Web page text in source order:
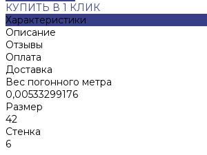
КУПИТЬ В 1 КЛИК
Характеристики
Описание
Отзывы
Оплата
Доставка
Вес погонного метра
0,00533299176
Размер
42
Стенка
6